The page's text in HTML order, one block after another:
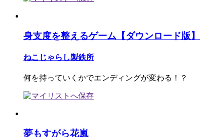
身支度を整えるゲーム【ダウンロード版】
ねこじゃらし製鉄所
何を持っていくかでエンディングが変わる！？
夢もすがら花嵐